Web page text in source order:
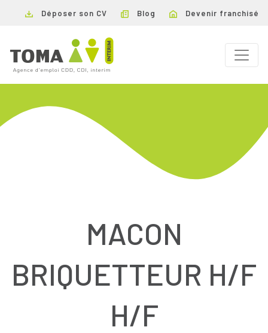
Déposer son CV Blog Devenir franchisé
MACON
BRIQUETTEUR H/F
H/F